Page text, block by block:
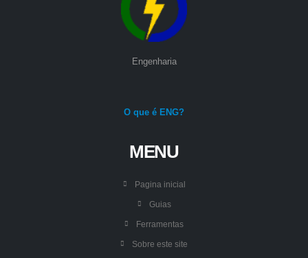
Engenharia
O que é ENG?
MENU
Pagina inicial
Guias
Ferramentas
Sobre este site